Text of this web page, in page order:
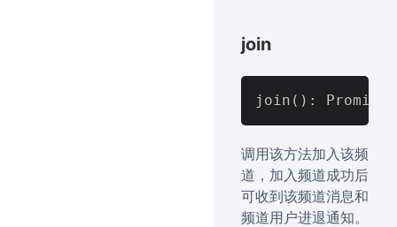
join
调用该方法加入该频
道，加入频道成功后
可收到该频道消息和
频道用户进退通知。